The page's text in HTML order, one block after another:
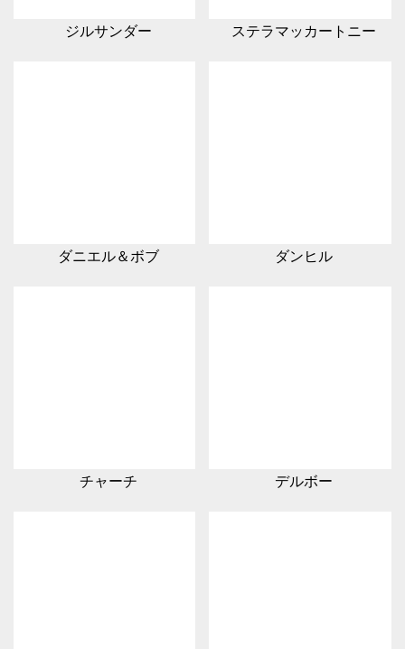
ジルサンダー ステラマッカートニー
ダニエル＆ボブ ダンヒル
チャーチ デルボー